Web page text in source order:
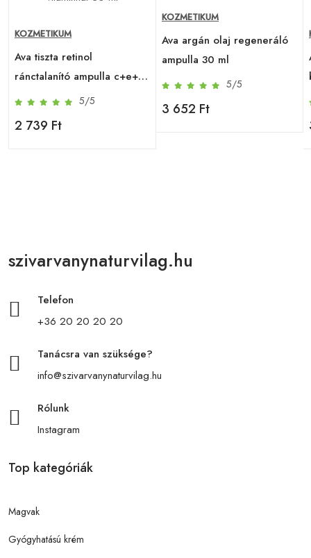
KOZMETIKUM
Ava tiszta retinol
ránctalanító ampulla c+e+f
vitaminnal 30 ml
5/5
2 739 Ft
KOZMETIKUM
Ava argán olaj regeneráló
ampulla 30 ml
5/5
3 652 Ft
szivarvanynaturvilag.hu
Telefon
+36 20 20 20 20
Tanácsra van szüksége?
info@szivarvanynaturvilag.hu
Rólunk
Instagram
Top kategóriák
Magvak
Gyógyhatású krém